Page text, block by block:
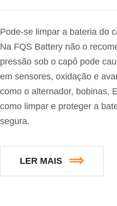
Pode-se limpar a bateria do
Na FQS Battery não o
pressão sob o capô pode
em sensores, oxidação e
como o alternador, bobinas,
como limpar e proteger a
segura.
LER MAIS